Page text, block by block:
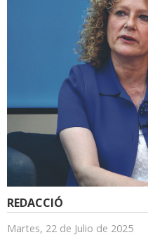
REDACCIÓ
Martes, 22 de Julio de 2025